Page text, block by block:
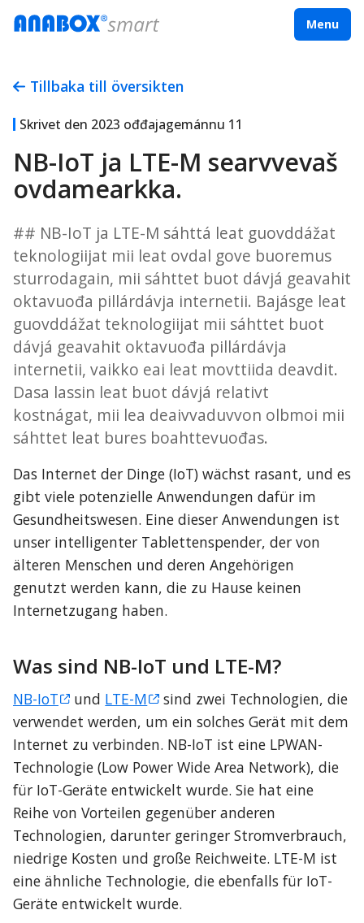
Menu
Tillbaka till översikten
Skrivet den 2023 ođđajagemánnu 11
NB-IoT ja LTE-M searvvevaš
ovdamearkka.
## NB-IoT ja LTE-M sáhttá leat guovddážat
teknologiijat mii leat ovdal gove buoremus
sturrodagain, mii sáhttet buot dávjá geavahit
oktavuođa pillárdávja internetii. Bajásge leat
guovddážat teknologiijat mii sáhttet buot
dávjá geavahit oktavuođa pillárdávja
internetii, vaikko eai leat movttiida deavdit.
Dasa lassin leat buot dávjá relativt
kostnágat, mii lea deaivvaduvvon olbmoi mii
sáhttet leat bures boahttevuođas.
Das Internet der Dinge (IoT) wächst rasant, und es
gibt viele potenzielle Anwendungen dafür im
Gesundheitswesen. Eine dieser Anwendungen ist
unser intelligenter Tablettenspender, der von
älteren Menschen und deren Angehörigen
genutzt werden kann, die zu Hause keinen
Internetzugang haben.
Was sind NB-IoT und LTE-M?
NB-IoT und LTE-M
sind zwei Technologien, die
verwendet werden, um ein solches Gerät mit dem
Internet zu verbinden. NB-IoT ist eine LPWAN-
Technologie (Low Power Wide Area Network), die
für IoT-Geräte entwickelt wurde. Sie hat eine
Reihe von Vorteilen gegenüber anderen
Technologien, darunter geringer Stromverbrauch,
niedrige Kosten und große Reichweite. LTE-M ist
eine ähnliche Technologie, die ebenfalls für IoT-
Geräte entwickelt wurde.